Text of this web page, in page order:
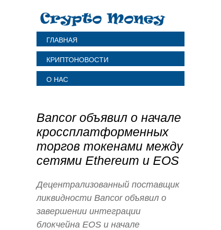
ГЛАВНАЯ
КРИПТОНОВОСТИ
О НАС
Bancor объявил о начале
кроссплатформенных
торгов токенами между
сетями Ethereum и EOS
Децентрализованный поставщик
ликвидности Bancor объявил о
завершении интеграции
блокчейна EOS и начале